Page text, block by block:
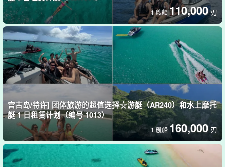
1 艘船110,000 刃
宫古岛/特许] 团体旅游的超值选择☆游艇（AR240）和水上摩托
艇 1 日租赁计划（编号 1013）
1 艘船160,000 刃